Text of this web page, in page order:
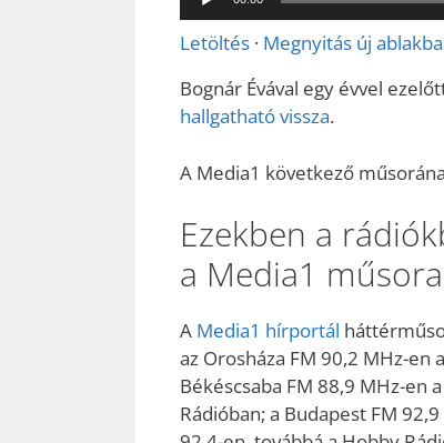
lejátszó
Letöltés · Megnyitás új
Bognár Évával egy évvel
hallgatható vissza.
A Media1 következő
Ezekben a
a Media1 műsora
A Media1 hírportál
az Orosháza FM 90,2 MHz-en
Békéscsaba FM 88,9 MHz-en
Rádióban; a Budapest FM